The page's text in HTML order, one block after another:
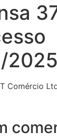
2025
Comércio